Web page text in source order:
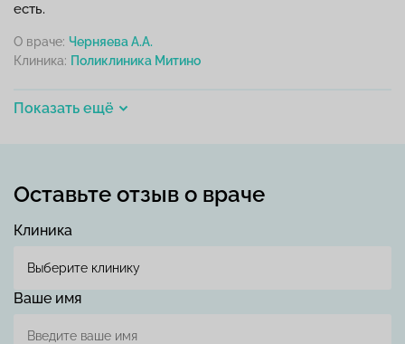
есть.
О враче: Черняева А.А.
Клиника:
Показать ещё
Оставьте отзыв о враче
Клиника
Ваше имя